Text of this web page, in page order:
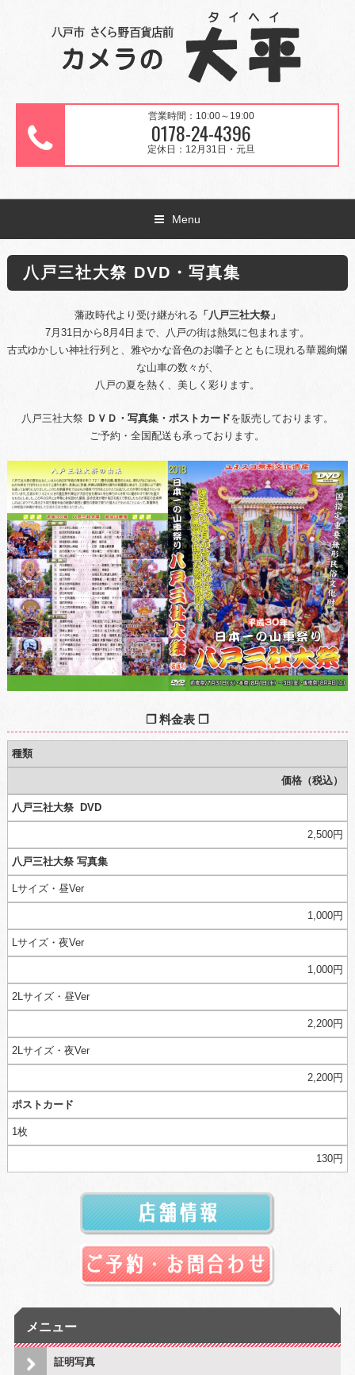
営業時間：10:00～19:00
0178-24-4396
定休日：12月31日・元旦
Menu
八戸三社大祭 DVD・写真集
藩政時代より受け継がれる 「八戸三社大祭」
7月31日から8月4日まで、八戸の街は熱気に包まれます。
古式ゆかしい神社行列と、雅やかな音色のお囃子とともに現れる華麗絢爛
な山車の数々が、
八戸の夏を熱く、美しく彩ります。
八戸三社大祭 ＤＶＤ・写真集・ポストカードを販売しております。
ご予約・全国配送も承っております。
❐ 料金表 ❐
種類
価格（税込）
八戸三社大祭 DVD
2,500円
八戸三社大祭 写真集
Lサイズ・昼Ver
1,000円
Lサイズ・夜Ver
1,000円
2Lサイズ・昼Ver
2,200円
2Lサイズ・夜Ver
2,200円
ポストカード
1枚
130円
メニュー
証明写真